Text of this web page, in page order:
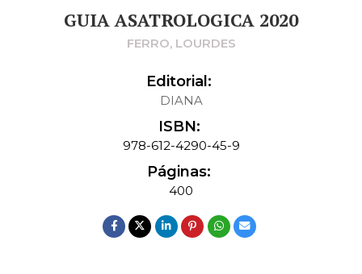
GUIA ASATROLOGICA 2020
FERRO, LOURDES
Editorial:
DIANA
ISBN:
978-612-4290-45-9
Páginas:
400